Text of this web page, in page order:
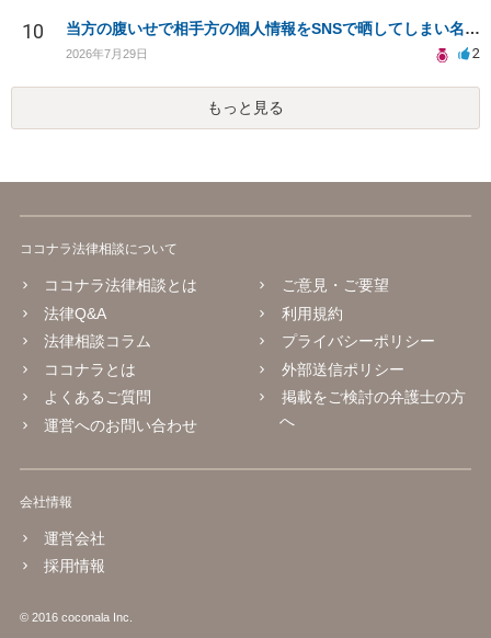
10 当方の腹いせで相手方の個人情報をSNSで晒してしまい名誉毀損させてしまったかもしれない
2026年7月29日 2
もっと見る
ココナラ法律相談について
ココナラ法律相談とは
法律Q&A
法律相談コラム
ココナラとは
よくあるご質問
運営へのお問い合わせ
ご意見・ご要望
利用規約
プライバシーポリシー
外部送信ポリシー
掲載をご検討の弁護士の方
へ
会社情報
運営会社
採用情報
© 2016 coconala Inc.